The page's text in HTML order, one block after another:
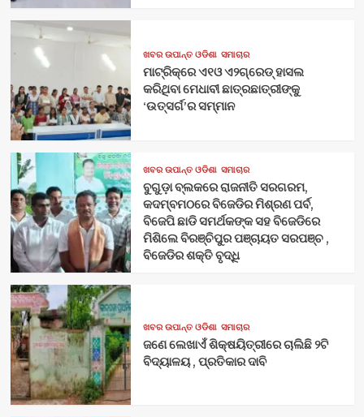
ଖବର ଉପାନ୍ତ ଓଡିଶା ସମାଚାର
ମାଟ୍ରିକ୍‌ରେ ଏ୧ଓ ଏ୨ଗ୍ରେଡ୍‌ ହାସଲ
କରିଥିବା ମେଧାବୀ ଛାତ୍ରଛାତ୍ରୀଙ୍କୁ
‘ଉତ୍ସର୍ଗ’ର ସମ୍ମାନ
ଖବର ଉପାନ୍ତ ଓଡିଶା ସମାଚାର
ବୁଗୁଡ଼ା ବ୍ଲକରେ ରାଜନୀତି ସରଗରମ,
କଦମ୍ବମଠରେ ବିଜେଡିର ମିଶ୍ରଣ ପର୍ବ,
ବିଜେପି ଛାଡି ସମର୍ଥକଙ୍କ ସହ ବିଜେଡିରେ
ମିଶିଲେ ବିରଞ୍ଚିପୁର ପଞ୍ଚାୟତ ସରପଞ୍ଚ ,
ବିଜେଡିର ଶକ୍ତି ବୃଦ୍ଧି
ଖବର ଉପାନ୍ତ ଓଡିଶା ସମାଚାର
ଜଣେ ଲେଖାଏଁ ଶିକ୍ଷୟିତ୍ରୀରେ ଚାଲିଛି ୨ଟି
ବିଦ୍ୟାଳୟ , ପ୍ରତିକାର ଦାବି